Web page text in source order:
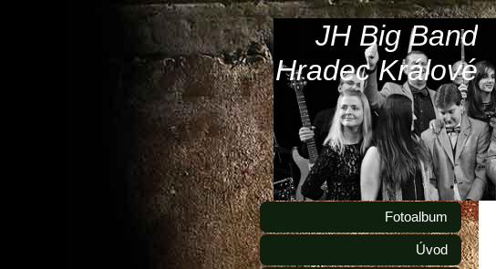
JH Big Band
Hradec Králové
Fotoalbum
Úvod